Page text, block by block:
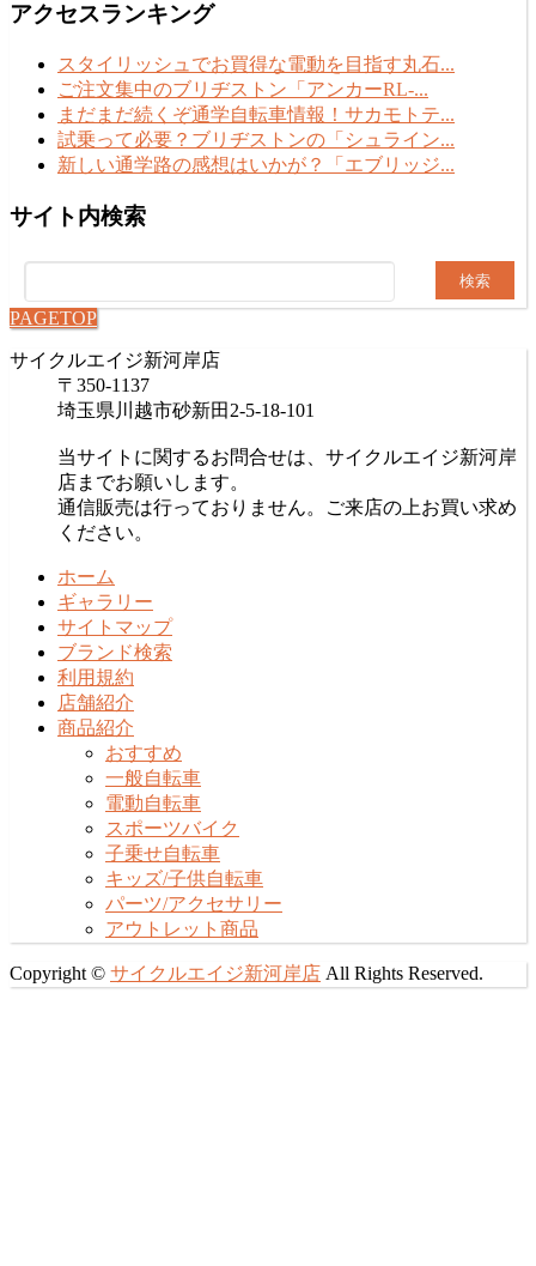
アクセスランキング
スタイリッシュでお買得な電動を目指す丸石...
ご注文集中のブリヂストン「アンカーRL-...
まだまだ続くぞ通学自転車情報！サカモトテ...
試乗って必要？ブリヂストンの「シュライン...
新しい通学路の感想はいかが？「エブリッジ...
サイト内検索
索:
PAGETOP
サイクルエイジ新河岸店
〒350-1137
埼玉県川越市砂新田2-5-18-101
当サイトに関するお問合せは、サイクルエイジ新河岸
店までお願いします。
通信販売は行っておりません。ご来店の上お買い求め
ください。
ホーム
ギャラリー
サイトマップ
ブランド検索
利用規約
店舗紹介
商品紹介
おすすめ
一般自転車
電動自転車
スポーツバイク
子乗せ自転車
キッズ/子供自転車
パーツ/アクセサリー
アウトレット商品
Copyright © サイクルエイジ新河岸店 All Rights Reserved.